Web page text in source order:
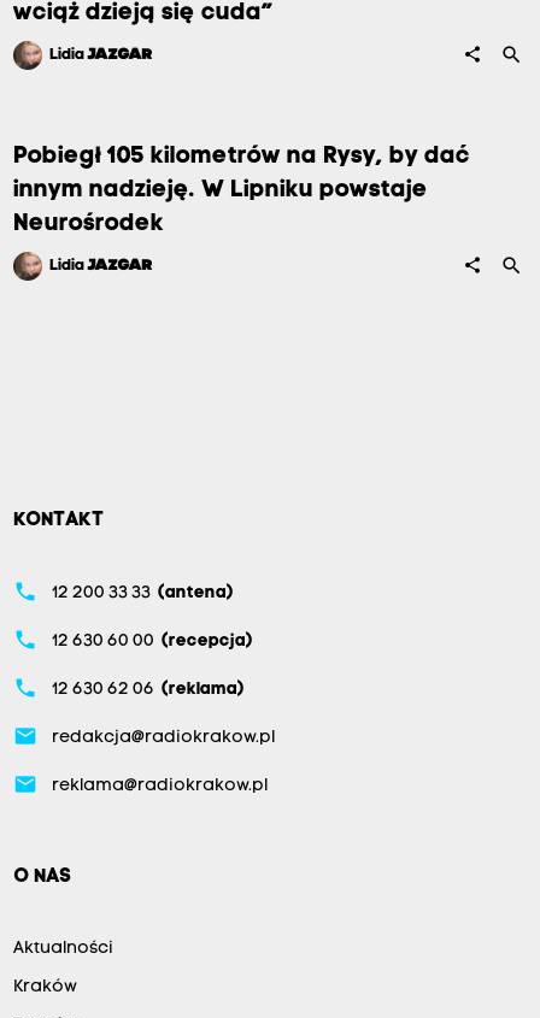
wciąż dzieją się cuda”
LidiaJAZGAR share search
Pobiegł 105 kilometrów na Rysy, by dać
innym nadzieję. W Lipniku powstaje
Neurośrodek
LidiaJAZGAR share search
KONTAKT
phone 12 200 33 33 (antena)
phone 12 630 60 00 (recepcja)
phone 12 630 62 06 (reklama)
email redakcja@radiokrakow.pl
email reklama@radiokrakow.pl
O NAS
Aktualności
Kraków